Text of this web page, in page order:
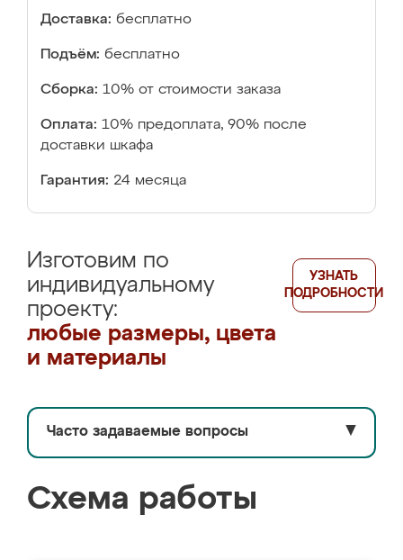
Доставка: бесплатно
Подъём: бесплатно
Сборка: 10% от стоимости заказа
Оплата: 10% предоплата, 90% после
доставки шкафа
Гарантия: 24 месяца
Изготовим по
индивидуальному
проекту:
любые размеры, цвета
и материалы
УЗНАТЬ
ПОДРОБНОСТИ
Часто задаваемые вопросы ▼
Схема работы